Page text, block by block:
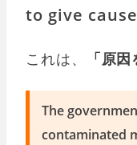
to give
これは、 「原
The
contaminated